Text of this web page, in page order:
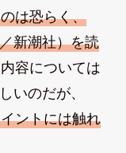
は恐らく、
新潮社）を読
容については
いのだが、
ントには触れ